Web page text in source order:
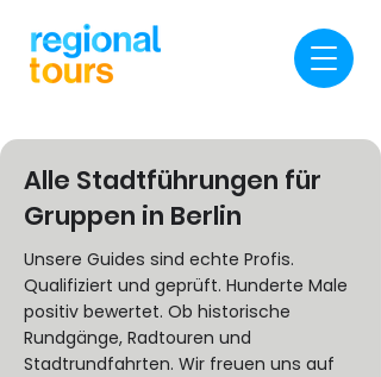
Alle Stadtführungen für
Gruppen in Berlin
Unsere Guides sind echte Profis.
Qualifiziert und geprüft. Hunderte Male
positiv bewertet. Ob historische
Rundgänge, Radtouren und
Stadtrundfahrten. Wir freuen uns auf